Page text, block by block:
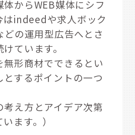
からWEB媒体にシフ
はindeedや求人ボック
どの運用型広告へとさ
ています。
無形商材でできるとい
とするポイントの一つ
考え方とアイデア次第
ます。）